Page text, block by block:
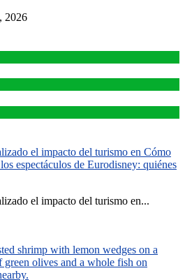
2026
el impacto del turismo en Cómo
espectáculos de Eurodisney: quiénes
el impacto del turismo en...